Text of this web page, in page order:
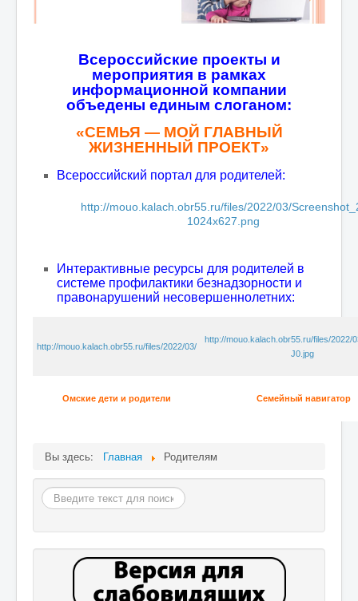
Охрана окружающей среды
Цифровая образовательная среда
Функциональная грамотность
Финансовая грамотность
ОГЭ
Родителям
Билет в будущее
Приём детей в 1 класс
Всероссийские проекты и
мероприятия в рамках
информационной компании
объедены единым слоганом:
«СЕМЬЯ — МОЙ ГЛАВНЫЙ
ЖИЗНЕННЫЙ ПРОЕКТ»
Всероссийский портал для родителей:
http://mouo.kalach.obr55.ru/files/2022/03/
1024x627.png
Интерактивные ресурсы для родителей в
системе профилактики безнадзорности и
правонарушений несовершеннолетних:
http://mouo.kalach.obr55.ru/files/2022/03/
http://mouo.kalach.obr55.ru/files/2022/
J0.jpg
Омские дети и родители Семейный навигатор
Вы здесь: Главная Родителям
Поиск